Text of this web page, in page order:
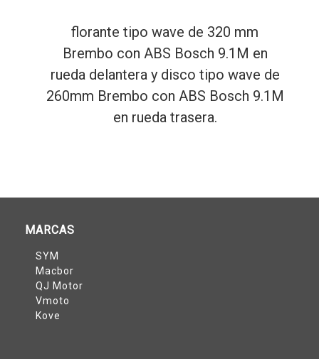
florante tipo wave de 320 mm
Brembo con ABS Bosch 9.1M en
rueda delantera y disco tipo wave de
260mm Brembo con ABS Bosch 9.1M
en rueda trasera.
MARCAS
SYM
Macbor
QJ Motor
Vmoto
Kove